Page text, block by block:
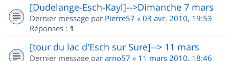
[Dudelange-Esch-Kayl]-->Dimanche 7 mars
Dernier message par Pierre57 « 03 avr. 2010, 19:53
Réponses : 1
[tour du lac d'Esch sur Sure]--> 11 mars
Dernier message par arno57 « 11 mars 2010, 18:46